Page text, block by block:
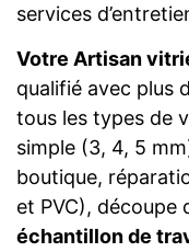
services
Votre Artisan
qualifié avec plus
tous les types de
simple (3, 4, 5
boutique,
et PVC), découpe
échantillon de